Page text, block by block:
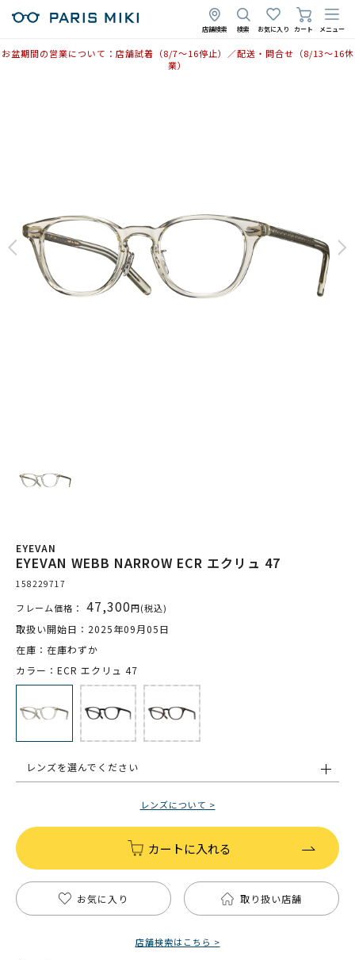
店舗検索 検索 お気に入り カート メニュー
お盆期間の営業について：店舗試着（8/7〜16停止）／配送・問合せ（8/13〜16休
業）
EYEVAN
EYEVAN WEBB NARROW ECR エクリュ 47
158229717
フレーム価格： 47,300円(税込)
取扱い開始日：2025年09月05日
在庫：在庫わずか
カラー：ECR エクリュ 47
レンズを選んでください
レンズについて >
カートに入れる
お気に入り 取り扱い店舗
店舗検索はこちら >